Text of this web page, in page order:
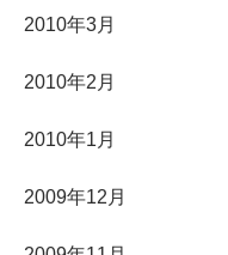
2010年3月
2010年2月
2010年1月
2009年12月